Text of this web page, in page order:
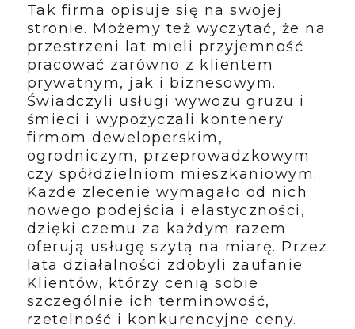
Tak firma opisuje się na swojej
stronie. Możemy też wyczytać, że na
przestrzeni lat mieli przyjemność
pracować zarówno z klientem
prywatnym, jak i biznesowym.
Świadczyli usługi wywozu gruzu i
śmieci i wypożyczali kontenery
firmom deweloperskim,
ogrodniczym, przeprowadzkowym
czy spółdzielniom mieszkaniowym.
Każde zlecenie wymagało od nich
nowego podejścia i elastyczności,
dzięki czemu za każdym razem
oferują usługę szytą na miarę. Przez
lata działalności zdobyli zaufanie
Klientów, którzy cenią sobie
szczególnie ich terminowość,
rzetelność i konkurencyjne ceny.